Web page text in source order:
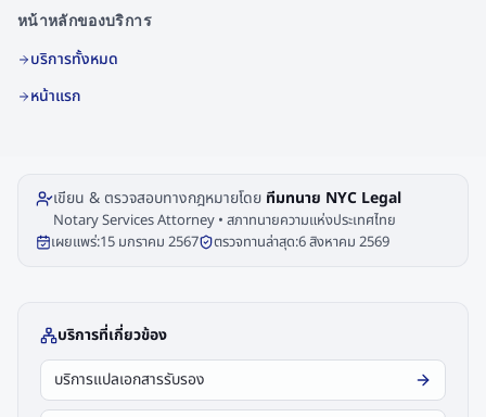
หน้าหลักของบริการ
บริการทั้งหมด
หน้าแรก
เขียน & ตรวจสอบทางกฎหมายโดย ทีมทนาย NYC Legal
Notary Services Attorney • สภาทนายความแห่งประเทศไทย
เผยแพร่:15 มกราคม 2567 ตรวจทานล่าสุด:6 สิงหาคม 2569
บริการที่เกี่ยวข้อง
บริการแปลเอกสารรับรอง